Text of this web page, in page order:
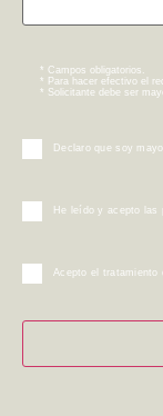
* Campos obligatorios.
* Para hacer efectivo el
* Solicitante debe ser
Declaro que soy
He leído y acepto las
Acepto el tratamiento